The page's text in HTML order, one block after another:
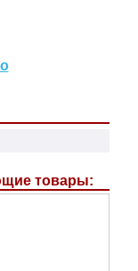
товары: